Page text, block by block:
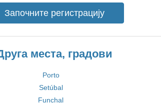
Започните регистрацију
места, градови
Porto
Setúbal
Funchal